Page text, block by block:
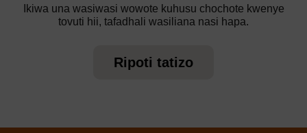
Ikiwa una wasiwasi wowote kuhusu chochote kwenye
tovuti hii, tafadhali wasiliana nasi hapa.
Ripoti tatizo